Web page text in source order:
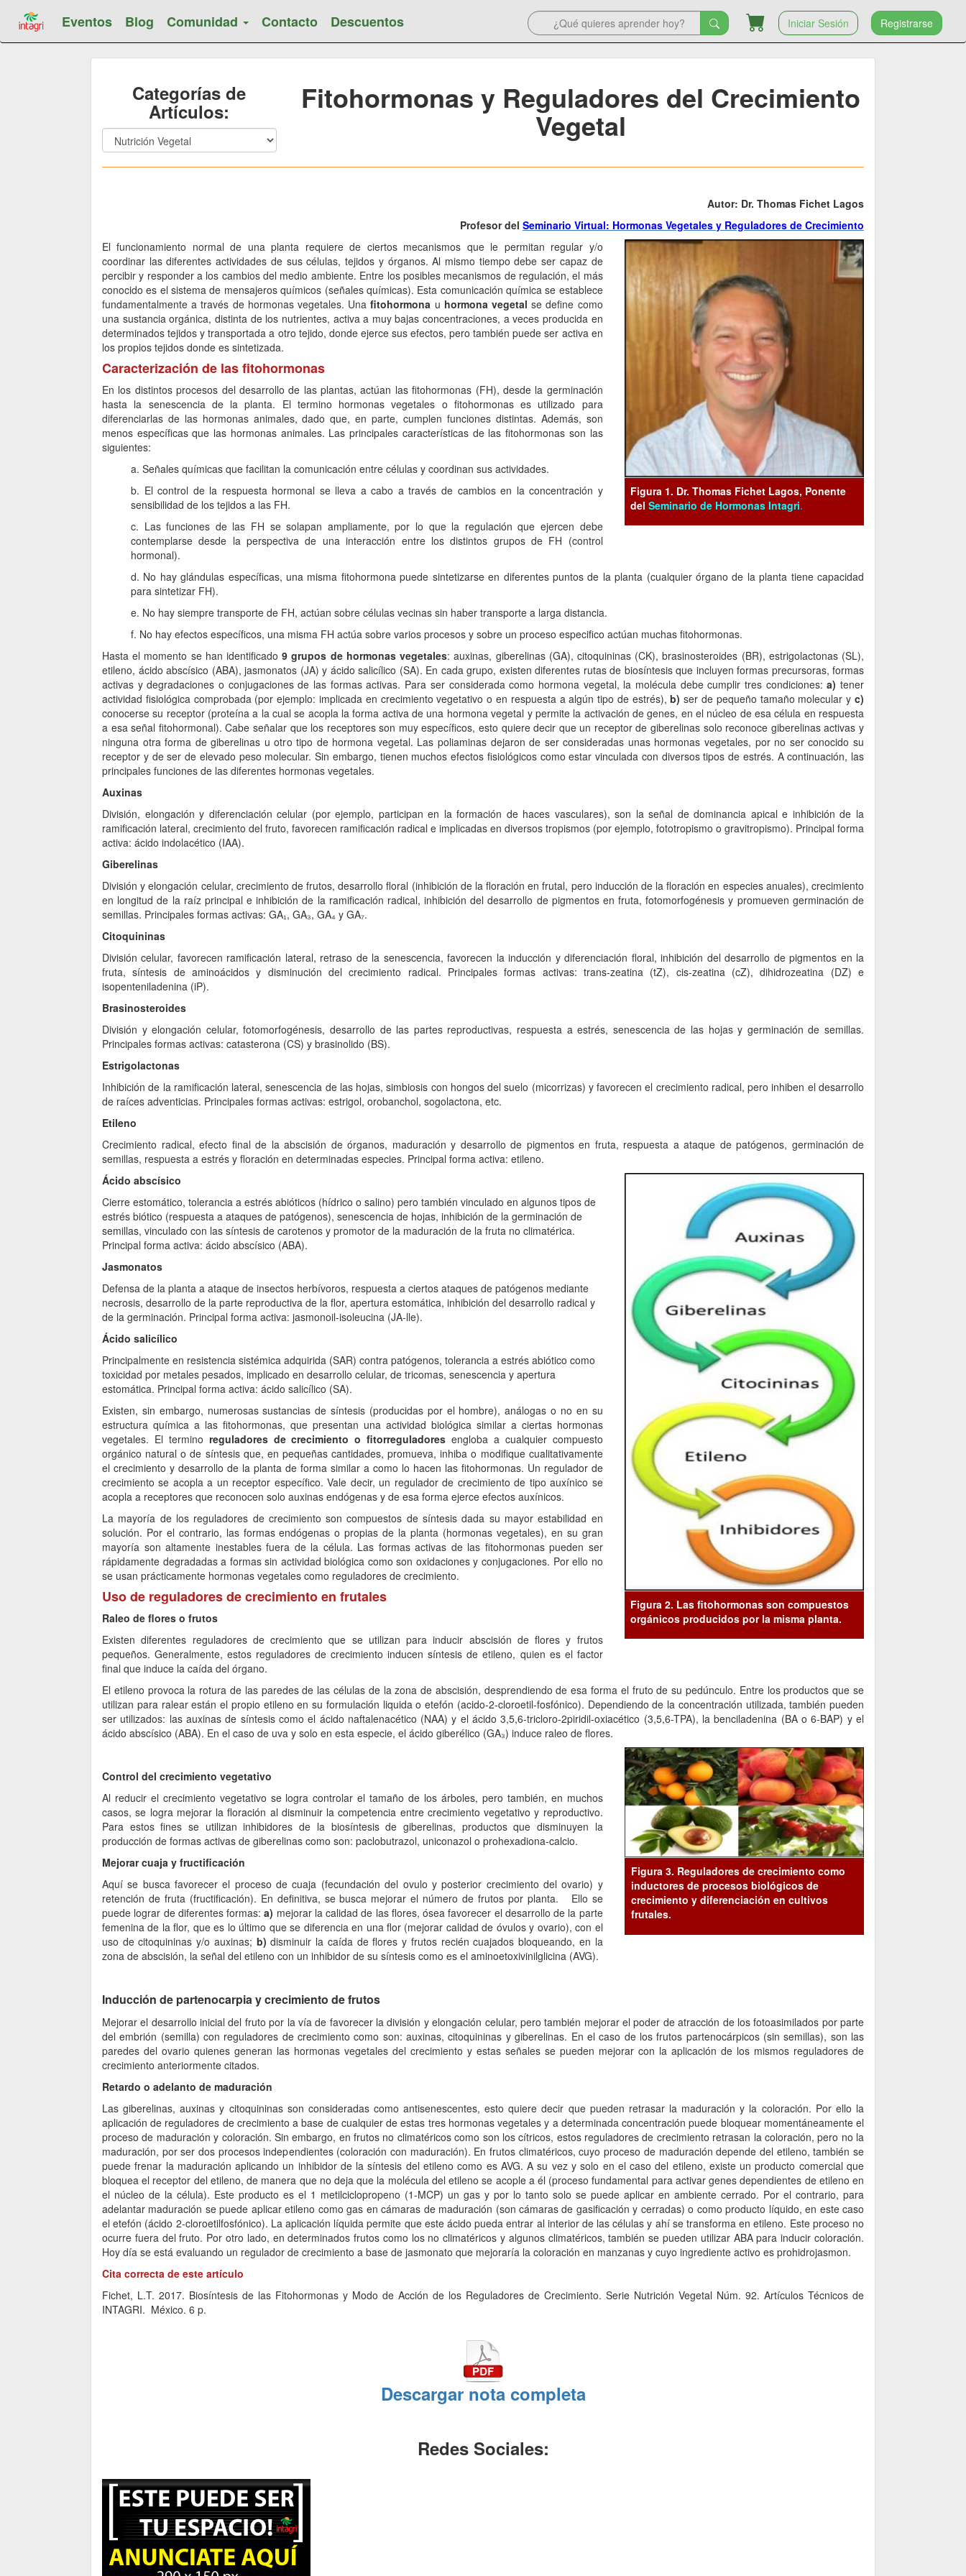
Eventos Blog Comunidad Contacto Descuentos Iniciar Sesión Registrarse
Categorías de
Artículos: Fitohormonas y Reguladores del Crecimiento
Vegetal
Autor: Dr. Thomas Fichet Lagos
Profesor del Seminario Virtual: Hormonas Vegetales y Reguladores de Crecimiento
El funcionamiento normal de una planta requiere de ciertos mecanismos que le permitan regular y/o
coordinar las diferentes actividades de sus células, tejidos y órganos. Al mismo tiempo debe ser capaz de
percibir y responder a los cambios del medio ambiente. Entre los posibles mecanismos de regulación, el más
conocido es el sistema de mensajeros químicos (señales químicas). Esta comunicación química se establece
fundamentalmente a través de hormonas vegetales. Unafitohormona u hormona vegetal se define como
una sustancia orgánica, distinta de los nutrientes, activa a muy bajas concentraciones, a veces producida en
determinados tejidos y transportada a otro tejido, donde ejerce sus efectos, pero también puede ser activa en
los propios tejidos donde es sintetizada.
Caracterización de las fitohormonas
En los distintos procesos del desarrollo de las plantas, actúan las fitohormonas (FH), desde la germinación
hasta la senescencia de la planta. El termino hormonas vegetales o fitohormonas es utilizado para
diferenciarlas de las hormonas animales, dado que, en parte, cumplen funciones distintas. Además, son
menos específicas que las hormonas animales. Las principales características de las fitohormonas son las
siguientes:
a. Señales químicas que facilitan la comunicación entre células y coordinan sus actividades.
b. El control de la respuesta hormonal se lleva a cabo a través de cambios en la concentración y
sensibilidad de los tejidos a las FH.
c. Las funciones de las FH se solapan ampliamente, por lo que la regulación que ejercen debe
contemplarse desde la perspectiva de una interacción entre los distintos grupos de FH (control
hormonal).
Figura 1. Dr. Thomas Fichet Lagos, Ponente
del Seminario de Hormonas Intagri.
d. No hay glándulas específicas, una misma fitohormona puede sintetizarse en diferentes puntos de la planta (cualquier órgano de la planta tiene capacidad
para sintetizar FH).
e. No hay siempre transporte de FH, actúan sobre células vecinas sin haber transporte a larga distancia.
f. No hay efectos específicos, una misma FH actúa sobre varios procesos y sobre un proceso especifico actúan muchas fitohormonas.
Hasta el momento se han identificado9 grupos de hormonas vegetales: auxinas, giberelinas (GA), citoquininas (CK), brasinosteroides (BR), estrigolactonas (SL),
etileno, ácido abscísico (ABA), jasmonatos (JA) y ácido salicílico (SA). En cada grupo, existen diferentes rutas de biosíntesis que incluyen formas precursoras, formas
activas y degradaciones o conjugaciones de las formas activas. Para ser considerada como hormona vegetal, la molécula debe cumplir tres condiciones:a) tener
actividad fisiológica comprobada (por ejemplo: implicada en crecimiento vegetativo o en respuesta a algún tipo de estrés),b) ser de pequeño tamaño molecular yc)
conocerse su receptor (proteína a la cual se acopla la forma activa de una hormona vegetal y permite la activación de genes, en el núcleo de esa célula en respuesta
a esa señal fitohormonal). Cabe señalar que los receptores son muy específicos, esto quiere decir que un receptor de giberelinas solo reconoce giberelinas activas y
ninguna otra forma de giberelinas u otro tipo de hormona vegetal. Las poliaminas dejaron de ser consideradas unas hormonas vegetales, por no ser conocido su
receptor y de ser de elevado peso molecular. Sin embargo, tienen muchos efectos fisiológicos como estar vinculada con diversos tipos de estrés. A continuación, las
principales funciones de las diferentes hormonas vegetales.
Auxinas
División, elongación y diferenciación celular (por ejemplo, participan en la formación de haces vasculares), son la señal de dominancia apical e inhibición de la
ramificación lateral, crecimiento del fruto, favorecen ramificación radical e implicadas en diversos tropismos (por ejemplo, fototropismo o gravitropismo). Principal forma
activa: ácido indolacético (IAA).
Giberelinas
División y elongación celular, crecimiento de frutos, desarrollo floral (inhibición de la floración en frutal, pero inducción de la floración en especies anuales), crecimiento
en longitud de la raíz principal e inhibición de la ramificación radical, inhibición del desarrollo de pigmentos en fruta, fotomorfogénesis y promueven germinación de
semillas. Principales formas activas: GA₁, GA₃, GA₄ y GA₇.
Citoquininas
División celular, favorecen ramificación lateral, retraso de la senescencia, favorecen la inducción y diferenciación floral, inhibición del desarrollo de pigmentos en la
fruta, síntesis de aminoácidos y disminución del crecimiento radical. Principales formas activas: trans-zeatina (tZ), cis-zeatina (cZ), dihidrozeatina (DZ) e
isopenteniladenina (iP).
Brasinosteroides
División y elongación celular, fotomorfogénesis, desarrollo de las partes reproductivas, respuesta a estrés, senescencia de las hojas y germinación de semillas.
Principales formas activas: catasterona (CS) y brasinolido (BS).
Estrigolactonas
Inhibición de la ramificación lateral, senescencia de las hojas, simbiosis con hongos del suelo (micorrizas) y favorecen el crecimiento radical, pero inhiben el desarrollo
de raíces adventicias. Principales formas activas: estrigol, orobanchol, sogolactona, etc.
Etileno
Crecimiento radical, efecto final de la abscisión de órganos, maduración y desarrollo de pigmentos en fruta, respuesta a ataque de patógenos, germinación de
semillas, respuesta a estrés y floración en determinadas especies. Principal forma activa: etileno.
Ácido abscísico
Cierre estomático, tolerancia a estrés abióticos (hídrico o salino) pero también vinculado en algunos tipos de
estrés biótico (respuesta a ataques de patógenos), senescencia de hojas, inhibición de la germinación de
semillas, vinculado con las síntesis de carotenos y promotor de la maduración de la fruta no climatérica.
Principal forma activa: ácido abscísico (ABA).
Jasmonatos
Defensa de la planta a ataque de insectos herbívoros, respuesta a ciertos ataques de patógenos mediante
necrosis, desarrollo de la parte reproductiva de la flor, apertura estomática, inhibición del desarrollo radical y
de la germinación. Principal forma activa: jasmonoil-isoleucina (JA-lle).
Ácido salicílico
Principalmente en resistencia sistémica adquirida (SAR) contra patógenos, tolerancia a estrés abiótico como
toxicidad por metales pesados, implicado en desarrollo celular, de tricomas, senescencia y apertura
estomática. Principal forma activa: ácido salicílico (SA).
Existen, sin embargo, numerosas sustancias de síntesis (producidas por el hombre), análogas o no en su
estructura química a las fitohormonas, que presentan una actividad biológica similar a ciertas hormonas
vegetales. El termino reguladores de crecimiento o fitorreguladores engloba a cualquier compuesto
orgánico natural o de síntesis que, en pequeñas cantidades, promueva, inhiba o modifique cualitativamente
el crecimiento y desarrollo de la planta de forma similar a como lo hacen las fitohormonas. Un regulador de
crecimiento se acopla a un receptor específico. Vale decir, un regulador de crecimiento de tipo auxínico se
acopla a receptores que reconocen solo auxinas endógenas y de esa forma ejerce efectos auxínicos.
La mayoría de los reguladores de crecimiento son compuestos de síntesis dada su mayor estabilidad en
solución. Por el contrario, las formas endógenas o propias de la planta (hormonas vegetales), en su gran
mayoría son altamente inestables fuera de la célula. Las formas activas de las fitohormonas pueden ser
rápidamente degradadas a formas sin actividad biológica como son oxidaciones y conjugaciones. Por ello no
se usan prácticamente hormonas vegetales como reguladores de crecimiento.
Uso de reguladores de crecimiento en frutales
Raleo de flores o frutos
Existen diferentes reguladores de crecimiento que se utilizan para inducir abscisión de flores y frutos
pequeños. Generalmente, estos reguladores de crecimiento inducen síntesis de etileno, quien es el factor
final que induce la caída del órgano.
Figura 2. Las fitohormonas son compuestos
orgánicos producidos por la misma planta.
El etileno provoca la rotura de las paredes de las células de la zona de abscisión, desprendiendo de esa forma el fruto de su pedúnculo. Entre los productos que se
utilizan para ralear están el propio etileno en su formulación liquida o etefón (acido-2-cloroetil-fosfónico). Dependiendo de la concentración utilizada, también pueden
ser utilizados: las auxinas de síntesis como el ácido naftalenacético (NAA) y el ácido 3,5,6-tricloro-2piridil-oxiacético (3,5,6-TPA), la benciladenina (BA o 6-BAP) y el
ácido abscísico (ABA). En el caso de uva y solo en esta especie, el ácido giberélico (GA₃) induce raleo de flores.
Control del crecimiento vegetativo
Al reducir el crecimiento vegetativo se logra controlar el tamaño de los árboles, pero también, en muchos
casos, se logra mejorar la floración al disminuir la competencia entre crecimiento vegetativo y reproductivo.
Para estos fines se utilizan inhibidores de la biosíntesis de giberelinas, productos que disminuyen la
producción de formas activas de giberelinas como son: paclobutrazol, uniconazol o prohexadiona-calcio.
Mejorar cuaja y fructificación
Aquí se busca favorecer el proceso de cuaja (fecundación del ovulo y posterior crecimiento del ovario) y
retención de fruta (fructificación). En definitiva, se busca mejorar el número de frutos por planta. Ello se
puede lograr de diferentes formas:a) mejorar la calidad de las flores, ósea favorecer el desarrollo de la parte
femenina de la flor, que es lo último que se diferencia en una flor (mejorar calidad de óvulos y ovario), con el
uso de citoquininas y/o auxinas; b) disminuir la caída de flores y frutos recién cuajados bloqueando, en la
zona de abscisión, la señal del etileno con un inhibidor de su síntesis como es el aminoetoxivinilglicina (AVG).
Figura 3. Reguladores de crecimiento como
inductores de procesos biológicos de
crecimiento y diferenciación en cultivos
frutales.
Inducción de partenocarpia y crecimiento de frutos
Mejorar el desarrollo inicial del fruto por la vía de favorecer la división y elongación celular, pero también mejorar el poder de atracción de los fotoasimilados por parte
del embrión (semilla) con reguladores de crecimiento como son: auxinas, citoquininas y giberelinas. En el caso de los frutos partenocárpicos (sin semillas), son las
paredes del ovario quienes generan las hormonas vegetales del crecimiento y estas señales se pueden mejorar con la aplicación de los mismos reguladores de
crecimiento anteriormente citados.
Retardo o adelanto de maduración
Las giberelinas, auxinas y citoquininas son consideradas como antisenescentes, esto quiere decir que pueden retrasar la maduración y la coloración. Por ello la
aplicación de reguladores de crecimiento a base de cualquier de estas tres hormonas vegetales y a determinada concentración puede bloquear momentáneamente el
proceso de maduración y coloración. Sin embargo, en frutos no climatéricos como son los cítricos, estos reguladores de crecimiento retrasan la coloración, pero no la
maduración, por ser dos procesos independientes (coloración con maduración). En frutos climatéricos, cuyo proceso de maduración depende del etileno, también se
puede frenar la maduración aplicando un inhibidor de la síntesis del etileno como es AVG. A su vez y solo en el caso del etileno, existe un producto comercial que
bloquea el receptor del etileno, de manera que no deja que la molécula del etileno se acople a él (proceso fundamental para activar genes dependientes de etileno en
el núcleo de la célula). Este producto es el 1 metilciclopropeno (1-MCP) un gas y por lo tanto solo se puede aplicar en ambiente cerrado. Por el contrario, para
adelantar maduración se puede aplicar etileno como gas en cámaras de maduración (son cámaras de gasificación y cerradas) o como producto líquido, en este caso
el etefón (ácido 2-cloroetilfosfónico). La aplicación líquida permite que este ácido pueda entrar al interior de las células y ahí se transforma en etileno. Este proceso no
ocurre fuera del fruto. Por otro lado, en determinados frutos como los no climatéricos y algunos climatéricos, también se pueden utilizar ABA para inducir coloración.
Hoy día se está evaluando un regulador de crecimiento a base de jasmonato que mejoraría la coloración en manzanas y cuyo ingrediente activo es prohidrojasmon.
Cita correcta de este artículo
Fichet, L.T. 2017. Biosíntesis de las Fitohormonas y Modo de Acción de los Reguladores de Crecimiento. Serie Nutrición Vegetal Núm. 92. Artículos Técnicos de
INTAGRI. México. 6 p.
Descargar nota completa
Redes Sociales: